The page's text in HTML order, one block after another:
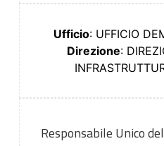
Ufficio: UFFICIO
Direzione:
Responsabile Unico